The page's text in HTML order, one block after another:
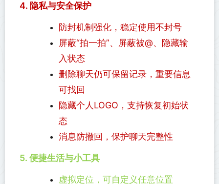
4. 隐私与安全保护
防封机制强化，稳定使用不封号
屏蔽“拍一拍”、屏蔽被@、隐藏输
入状态
删除聊天仍可保留记录，重要信息
可找回
隐藏个人LOGO，支持恢复初始状
态
消息防撤回，保护聊天完整性
5. 便捷生活与小工具
虚拟定位，可自定义任意位置